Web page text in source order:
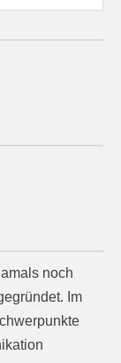
noch
Im